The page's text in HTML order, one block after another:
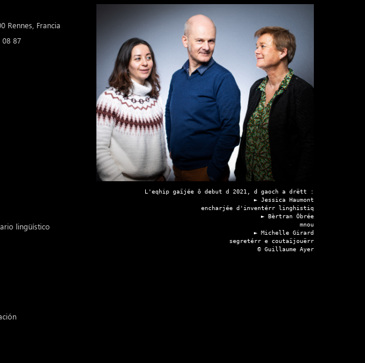
Rennes, Francia
87
lingüístico
L'eqhip gaïjée ô debut d 2021, d gaoch a drëtt :
► Jessica Haumont
encharjée d'inventérr linghistiq
► Bèrtran Ôbrée
mnou
► Michelle Girard
segretérr e coutaïjouërr
© Guillaume Ayer